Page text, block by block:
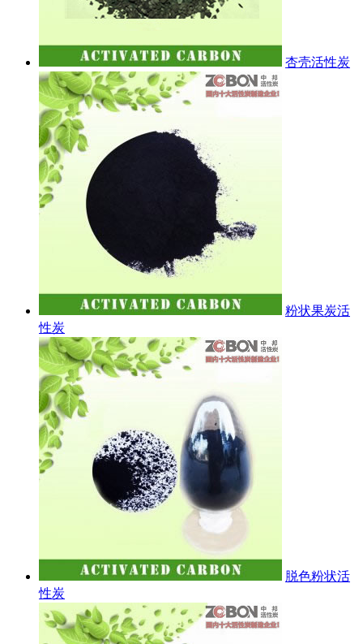
杏壳活性炭
粉状果炭活
性炭
脱色粉状活
性炭